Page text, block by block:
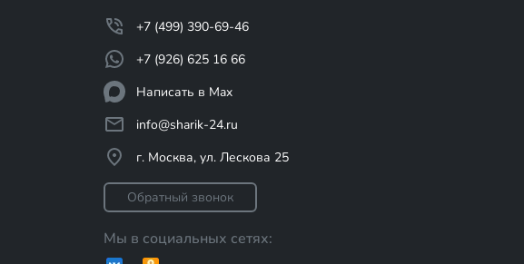
+7 (499) 390-69-46
+7 (926) 625 16 66
Написать в Max
info@sharik-24.ru
г. Москва, ул. Лескова 25
Обратный звонок
Мы в социальных сетях: